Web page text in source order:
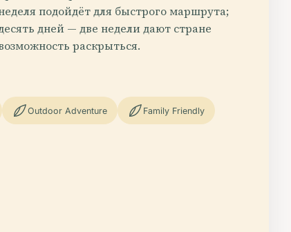
подойдёт для быстрого маршрута;
дней — две недели дают стране
раскрыться.
Outdoor Adventure Family Friendly